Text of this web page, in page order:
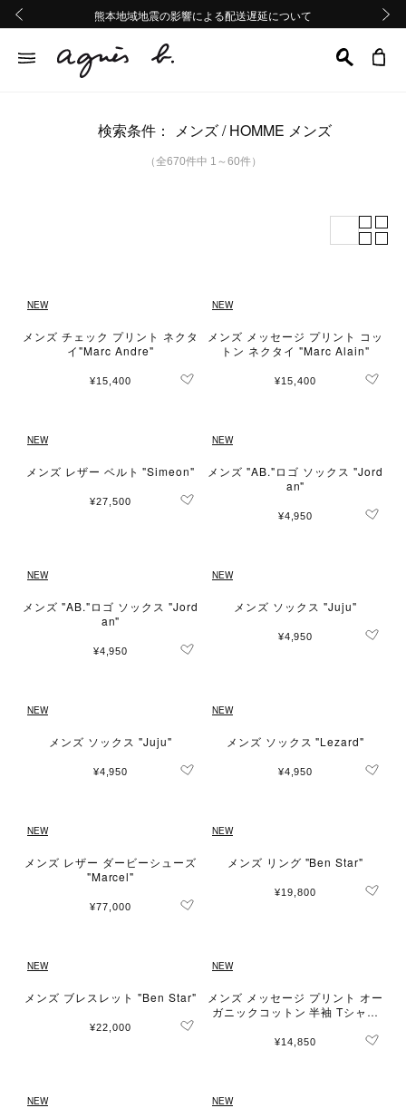
熊本地域地震の影響による配送遅延について
Summer Sale 2buy10%OFF!!
台風13号の影響による配送遅延について
熊本地域地震の影響による配送遅延について
Summer Sale 2buy10%OFF!!
検索条件： メンズ HOMME メンズ
（全670件中 1～60件）
NEW
メンズ チェック プリント ネクタ
イ"Marc Andre"
¥15,400
NEW
メンズ メッセージ プリント コッ
トン ネクタイ "Marc Alain"
¥15,400
NEW
メンズ レザー ベルト "Simeon"
¥27,500
NEW
メンズ "AB."ロゴ ソックス "Jord
an"
¥4,950
NEW
メンズ "AB."ロゴ ソックス "Jord
an"
¥4,950
NEW
メンズ ソックス "Juju"
¥4,950
NEW
メンズ ソックス "Juju"
¥4,950
NEW
メンズ ソックス "Lezard"
¥4,950
NEW
メンズ レザー ダービーシューズ
"Marcel"
¥77,000
NEW
メンズ リング "Ben Star"
¥19,800
NEW
メンズ ブレスレット "Ben Star"
¥22,000
NEW
メンズ メッセージ プリント オー
ガニックコットン 半袖 Tシャツ
¥14,850
NEW NEW